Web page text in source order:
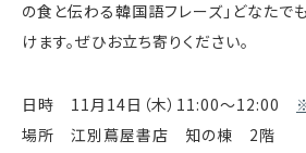
の食と伝わる韓国語フレーズ」どなたで
けます。ぜひお立ち寄りください。
日時 11月14日（木）11:00～12:00
場所 江別蔦屋書店 知の棟 2階